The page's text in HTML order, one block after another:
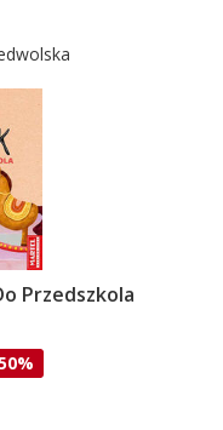
Przedszkola